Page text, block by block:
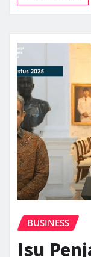
BUSINESS
Isu